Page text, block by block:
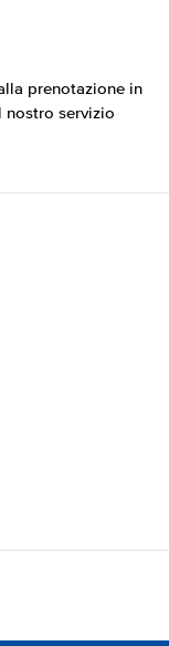
prenotazione in
nostro servizio